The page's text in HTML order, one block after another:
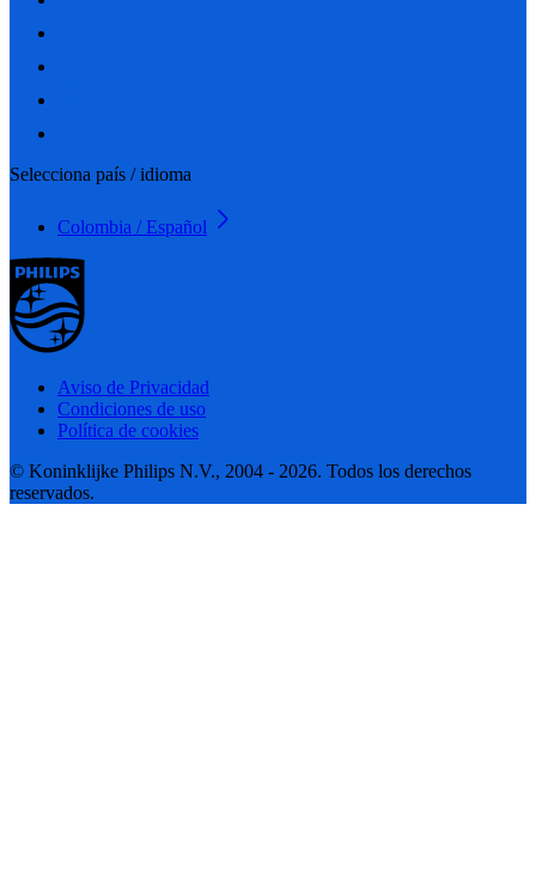
Selecciona país / idioma
Colombia / Español
Aviso de Privacidad
Condiciones de uso
Política de cookies
© Koninklijke Philips N.V., 2004 - 2026. Todos los derechos
reservados.